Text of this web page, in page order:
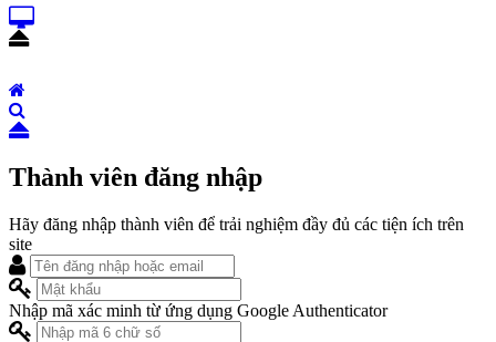
Thành viên đăng nhập
Hãy đăng nhập thành viên để trải nghiệm đầy đủ các tiện ích trên
site
Nhập mã xác minh từ ứng dụng Google Authenticator